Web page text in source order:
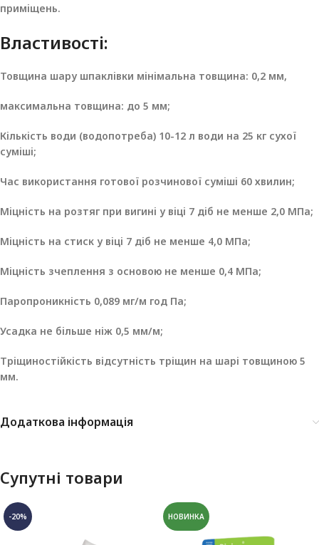
приміщень.
Властивості:
Товщина шару шпаклівки мінімальна товщина: 0,2 мм,
максимальна товщина: до 5 мм;
Кількість води (водопотреба) 10-12 л води на 25 кг сухої
суміші;
Час використання готової розчинової суміші 60 хвилин;
Міцність на розтяг при вигині у віці 7 діб не менше 2,0 МПа;
Міцність на стиск у віці 7 діб не менше 4,0 МПа;
Міцність зчеплення з основою не менше 0,4 МПа;
Паропроникність 0,089 мг/м год Па;
Усадка не більше ніж 0,5 мм/м;
Тріщиностійкість відсутність тріщин на шарі товщиною 5
мм.
Додаткова інформація
Супутні товари
-20% НОВИНКА